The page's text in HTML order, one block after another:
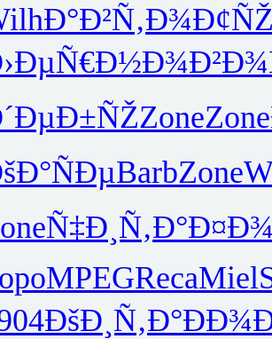
Ð°Ð²Ñ‚Ð¾
ZoneZone
BarbZone
Ñ‡Ð¸Ñ‚Ð°
MPEGRecaMiel
ÐšÐ¸Ñ‚Ð°